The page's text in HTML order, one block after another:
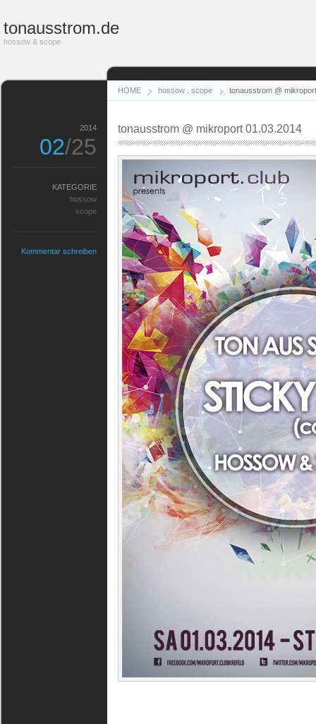
tonausstrom.de
hossow & scope
HOME hossow scope tonausstrom @
tonausstrom @ mikroport 01.03.2014
2014
02/25
KATEGORIE
hossow
scope
Kommentar schreiben